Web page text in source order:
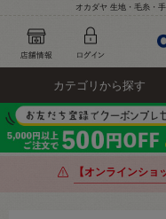
オカダヤ 生地・毛糸・
カテゴリから探す
【オンラインシ